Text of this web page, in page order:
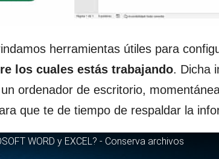
herramientas útiles para
los cuales estás trabajando. Dicha
ordenador de escritorio,
que te de tiempo de respaldar la
WORD y EXCEL? - Conserva archivos